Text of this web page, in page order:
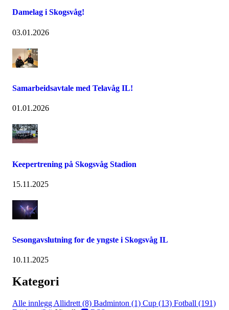
Damelag i Skogsvåg!
03.01.2026
Samarbeidsavtale med Telavåg IL!
01.01.2026
Keepertrening på Skogsvåg Stadion
15.11.2025
Sesongavslutning for de yngste i Skogsvåg IL
10.11.2025
Kategori
Alle innlegg Allidrett (8) Badminton (1) Cup (13) Fotball (191)